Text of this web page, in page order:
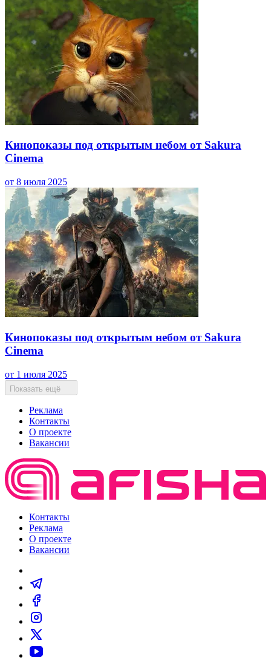
Кинопоказы под открытым небом от Sakura
Cinema
от 8 июля 2025
Кинопоказы под открытым небом от Sakura
Cinema
от 1 июля 2025
Показать ещё
Реклама
Контакты
О проекте
Вакансии
Контакты
Реклама
О проекте
Вакансии